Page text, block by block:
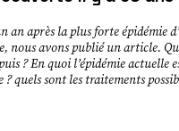
an après la plus forte épidémie
nous avons publié un article.
? En quoi l’épidémie actuelle
? quels sont les traitements